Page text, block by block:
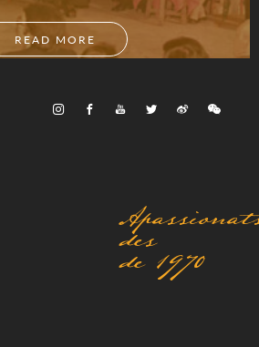
READ MORE
des
de 1970